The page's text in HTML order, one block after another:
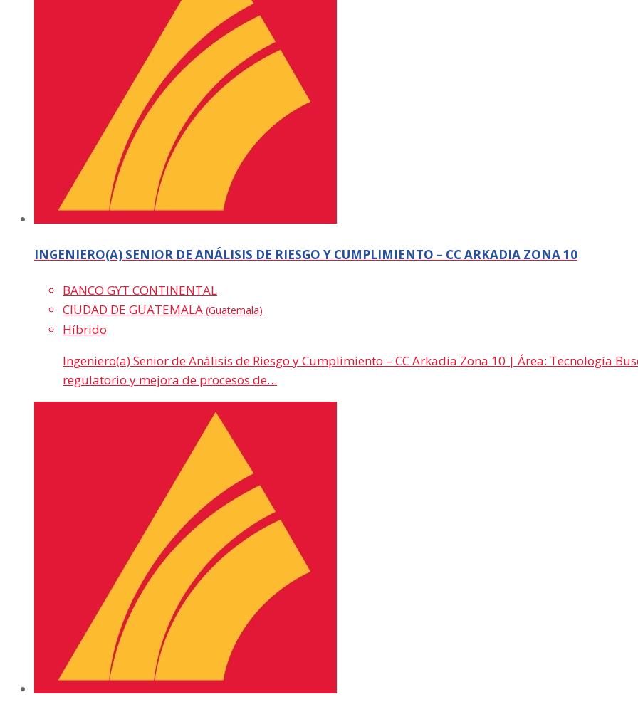
INGENIERO(A) SENIOR DE ANÁLISIS DE RIESGO Y CUMPLIMIENTO – CC ARKADIA ZONA 10
BANCO GYT CONTINENTAL
CIUDAD DE GUATEMALA (Guatemala)
Híbrido
Ingeniero(a) Senior de Análisis de Riesgo y Cumplimiento – CC Arkadia Zona 10 | Área: Tecnología
regulatorio y mejora de procesos de…